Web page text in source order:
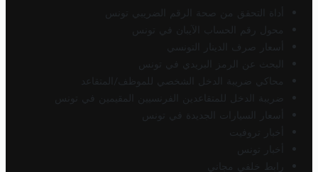
أداة التحقق من صحة الرقم الضريبي تونس
محول رقم الحساب الآيبان في تونس
أسعار صرف الدينار التونسي
البحث عن الرمز البريدي في تونس
محاكي ضريبة الدخل الشخصي للموظف/المتقاعد
ضريبة الدخل للمتقاعدين الفرنسيين المقيمين في تونس
أسعار السيارات الجديدة في تونس
أخبار تروفيت
أخبار تونس
رابط خلفي مجاني